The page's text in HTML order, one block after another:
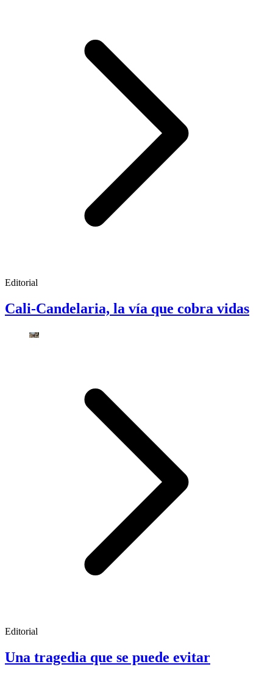
Editorial
Cali-Candelaria, la vía que cobra vidas
Editorial
Una tragedia que se puede evitar